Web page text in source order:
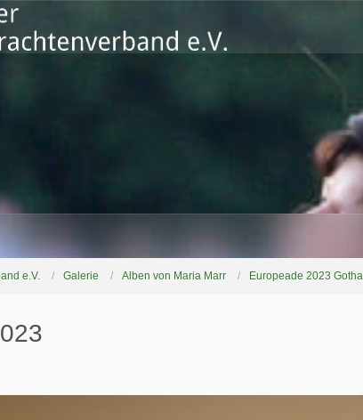
e.V. Galerie Alben von Maria Marr Europeade 2023 Gotha